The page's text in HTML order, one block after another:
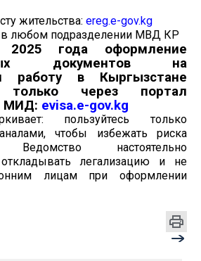
жительства: ereg.e-gov.kg
в любом подразделении МВД КР
года оформление
документов на
работу в Кыргызстане
только через портал
МИД: evisa.e-gov.kg
пользуйтесь только
чтобы избежать риска
Ведомство настоятельно
легализацию и не
лицам при оформлении